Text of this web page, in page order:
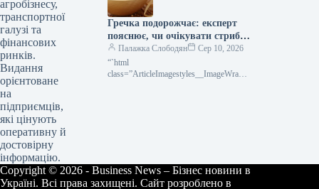
агробізнесу,
транспортної
галузі та
фінансових
ринків.
Видання
орієнтоване
на
підприємців,
які цінують
оперативну й
достовірну
інформацію.
якщо квартира чи будинок тривалий
час порожні, необхідно щомісяця
передавати незмінні
Гречка подорожчає: експерт
пояснює, чи очікувати стрибка
цінПалажка Слободян
Сер 10, 2026
“`html
class=”ArticleImagestyles__ImageWrappe
Copyright © 2026 - Business News – Бізнес новини в
Україні. Всі права захищені. Сайт розроблено в